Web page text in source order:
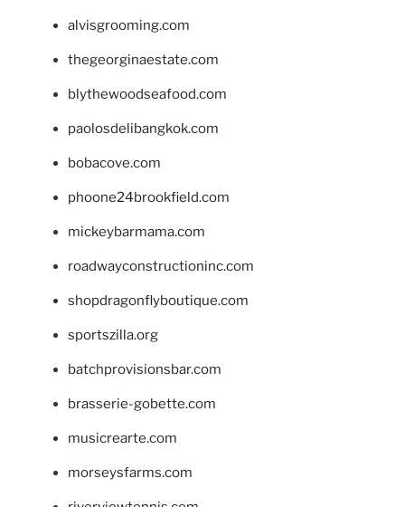
alvisgrooming.com
thegeorginaestate.com
blythewoodseafood.com
paolosdelibangkok.com
bobacove.com
phoone24brookfield.com
mickeybarmama.com
roadwayconstructioninc.com
shopdragonflyboutique.com
sportszilla.org
batchprovisionsbar.com
brasserie-gobette.com
musicrearte.com
morseysfarms.com